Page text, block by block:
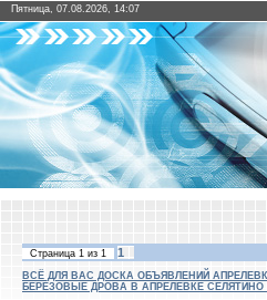
Пятница, 07.08.2026, 14:07
Страница 1 из 1 1
ВСЁ ДЛЯ ВАС ДОСКА ОБЪЯВЛЕНИЙ
БЕРЁЗОВЫЕ ДРОВА В АПРЕЛЕВКЕ